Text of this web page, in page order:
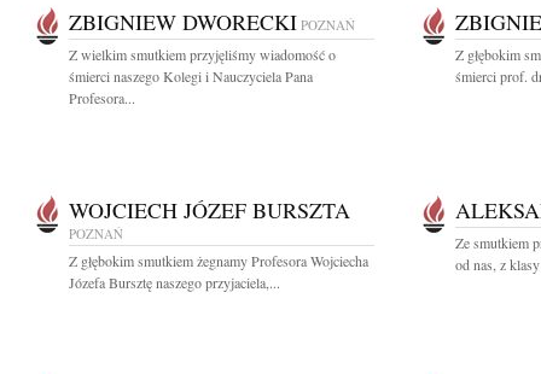
ZBIGNIEW DWORECKI POZNAŃ
Z wielkim smutkiem przyjęliśmy wiadomość o
śmierci naszego Kolegi i Nauczyciela Pana
Profesora...
Z głębokim
śmierci prof.
WOJCIECH JÓZEF BURSZTA
POZNAŃ
Z głębokim smutkiem żegnamy Profesora Wojciecha
Józefa Bursztę naszego przyjaciela,...
Ze smutkiem
od nas, z